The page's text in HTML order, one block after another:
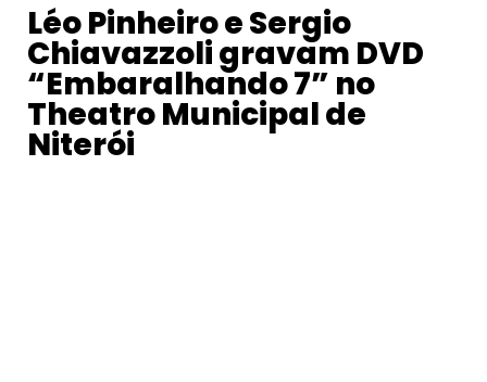
Léo Pinheiro e Sergio
Chiavazzoli gravam DVD
“Embaralhando 7” no
Theatro Municipal de
Niterói